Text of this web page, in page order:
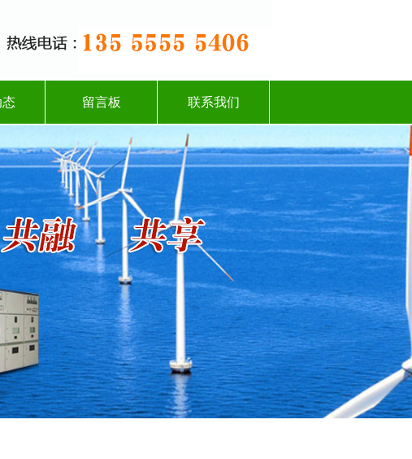
态 留言板 联系我们